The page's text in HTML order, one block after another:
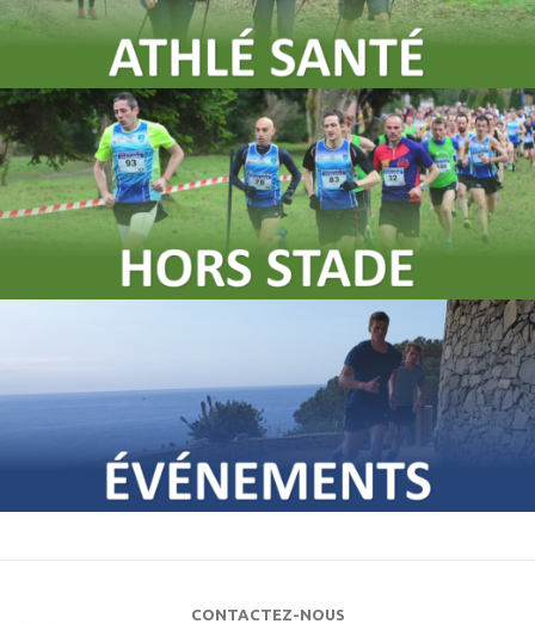
CONTACTEZ-NOUS